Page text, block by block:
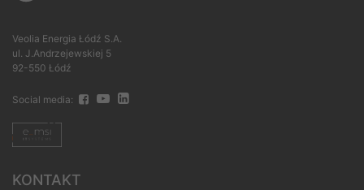
Veolia Energia Łódź S.A.
ul. J.Andrzejewskiej 5
92-550 Łódź
Social media:
KONTAKT